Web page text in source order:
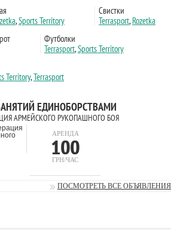
ЕДИНОБОРСТВАМИ
АРМЕЙСКОГО РУКОПАШНОГО БОЯ
АРЕНДА
100
ГРН/ЧАС
ПОСМОТРЕТЬ ВСЕ ОБЪЯВЛЕНИЯ